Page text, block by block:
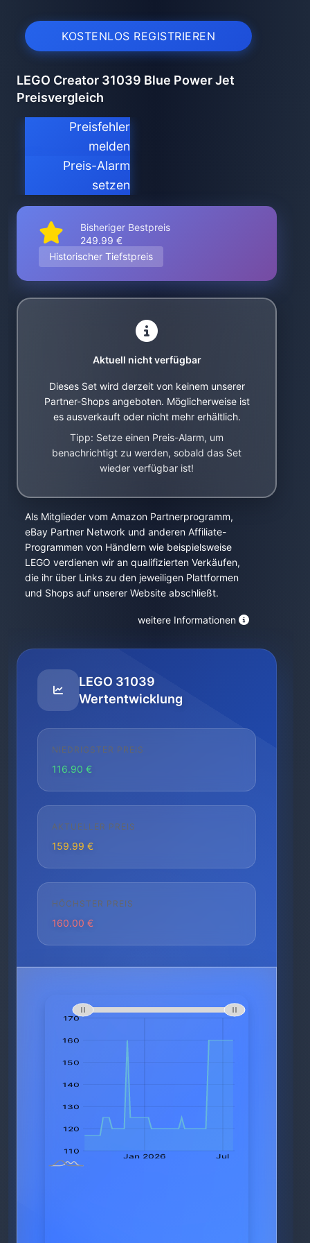
KOSTENLOS REGISTRIEREN
LEGO Creator 31039 Blue Power Jet
Preisvergleich
Preisfehler
melden
Preis-Alarm
setzen
Bisheriger Bestpreis
249.99 €
Historischer Tiefstpreis
Aktuell nicht verfügbar
Dieses Set wird derzeit von keinem unserer
Partner-Shops angeboten. Möglicherweise ist
es ausverkauft oder nicht mehr erhältlich.
Tipp: Setze einen Preis-Alarm, um
benachrichtigt zu werden, sobald das Set
wieder verfügbar ist!
Als Mitglieder vom Amazon Partnerprogramm,
eBay Partner Network und anderen Affiliate-
Programmen von Händlern wie beispielsweise
LEGO verdienen wir an qualifizierten Verkäufen,
die ihr über Links zu den jeweiligen Plattformen
und Shops auf unserer Website abschließt.
weitere Informationen
LEGO 31039
Wertentwicklung
NIEDRIGSTER PREIS
116.90 €
AKTUELLER PREIS
159.99 €
HÖCHSTER PREIS
160.00 €